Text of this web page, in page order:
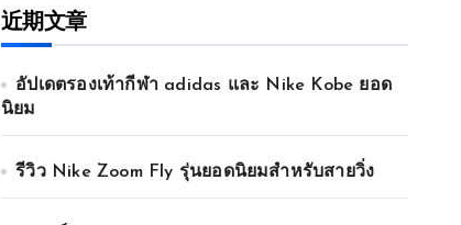
近期文章
อัปเดตรองเท้ากีฬา adidas และ Nike Kobe ยอด
นิยม
รีวิว Nike Zoom Fly รุ่นยอดนิยมสำหรับสายวิ่ง